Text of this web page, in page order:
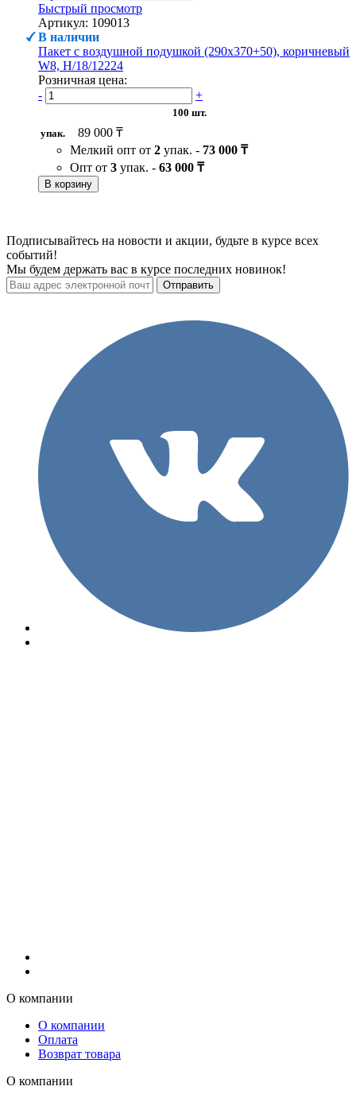
Быстрый просмотр
Артикул: 109013
В наличии
Пакет с воздушной подушкой (290х370+50), коричневый
W8, H/18/12224
Розничная цена:
-
+
100 шт.
упак.
89 000 ₸
Мелкий опт от 2 упак. - 73 000 ₸
Опт от 3 упак. - 63 000 ₸
В корзину
Подписывайтесь на новости и акции, будьте в курсе всех
событий!
Мы будем держать вас в курсе последних новинок!
О компании
О компании
Оплата
Возврат товара
О компании